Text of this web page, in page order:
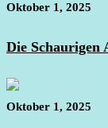
Oktober 1, 2025
Die Schaurigen
Oktober 1, 2025